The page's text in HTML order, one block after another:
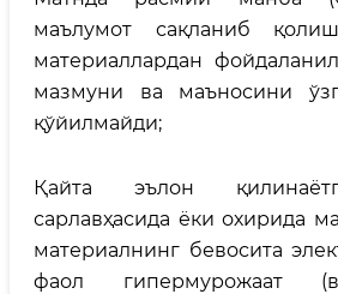
маълумот сақланиб
материаллардан
мазмуни ва маъносини
қўйилмайди;
Қайта эълон
сарлавҳасида ёки охирида
материалнинг бевосита
фаол гипермурожаат